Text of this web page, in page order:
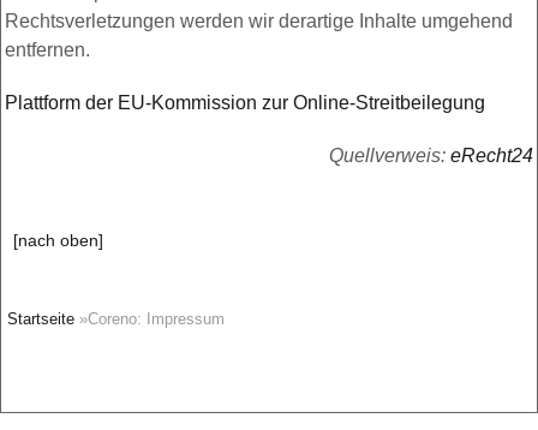
Rechtsverletzungen werden wir derartige Inhalte umgehend
entfernen.
Plattform der EU-Kommission zur Online-Streitbeilegung
Quellverweis: eRecht24
[nach oben]
Startseite »Coreno: Impressum